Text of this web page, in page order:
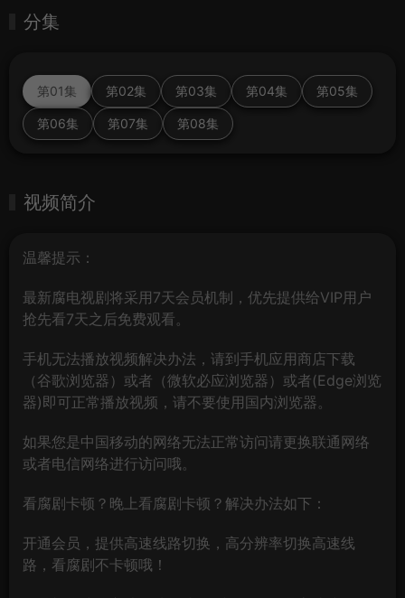
分集
第01集 第02集 第03集 第04集 第05集
第06集 第07集 第08集
视频简介
温馨提示：
最新腐电视剧将采用7天会员机制，优先提供给VIP用户
抢先看7天之后免费观看。
手机无法播放视频解决办法，请到手机应用商店下载
（谷歌浏览器）或者（微软必应浏览器）或者(Edge浏览
器)即可正常播放视频，请不要使用国内浏览器。
如果您是中国移动的网络无法正常访问请更换联通网络
或者电信网络进行访问哦。
看腐剧卡顿？晚上看腐剧卡顿？解决办法如下：
开通会员，提供高速线路切换，高分辨率切换高速线
路，看腐剧不卡顿哦！